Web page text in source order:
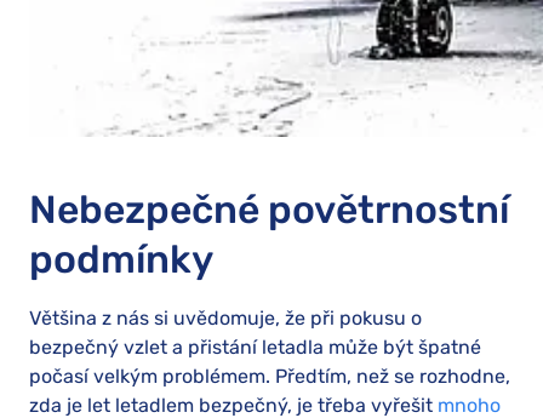
Nebezpečné povětrnostní
podmínky
Většina z nás si uvědomuje, že při pokusu o
bezpečný vzlet a přistání letadla může být špatné
počasí velkým problémem. Předtím, než se rozhodne,
zda je let letadlem bezpečný, je třeba vyřešit mnoho